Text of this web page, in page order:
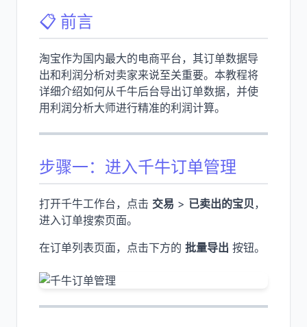
📋 前言
淘宝作为国内最大的电商平台，其订单数据导
出和利润分析对卖家来说至关重要。本教程将
详细介绍如何从千牛后台导出订单数据，并使
用利润分析大师进行精准的利润计算。
步骤一：进入千牛订单管理
打开千牛工作台，点击 交易 > 已卖出的宝贝，
进入订单搜索页面。
在订单列表页面，点击下方的 批量导出 按钮。